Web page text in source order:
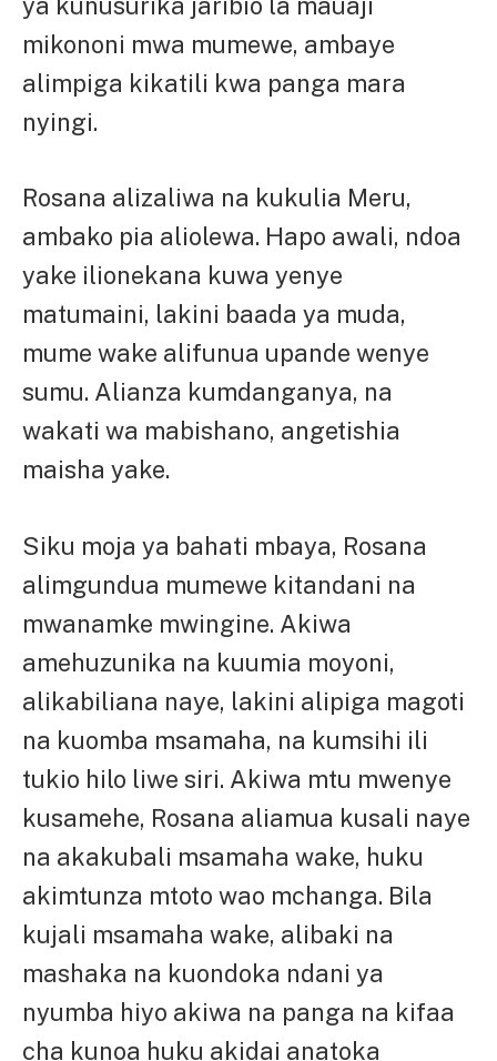
mikononi mwa mumewe, ambaye
alimpiga kikatili kwa panga mara
nyingi.
Rosana alizaliwa na kukulia Meru,
ambako pia aliolewa. Hapo awali, ndoa
yake ilionekana kuwa yenye
matumaini, lakini baada ya muda,
mume wake alifunua upande wenye
sumu. Alianza kumdanganya, na
wakati wa mabishano, angetishia
maisha yake.
Siku moja ya bahati mbaya, Rosana
alimgundua mumewe kitandani na
mwanamke mwingine. Akiwa
amehuzunika na kuumia moyoni,
alikabiliana naye, lakini alipiga magoti
na kuomba msamaha, na kumsihi ili
tukio hilo liwe siri. Akiwa mtu mwenye
kusamehe, Rosana aliamua kusali naye
na akakubali msamaha wake, huku
akimtunza mtoto wao mchanga. Bila
kujali msamaha wake, alibaki na
mashaka na kuondoka ndani ya
nyumba hiyo akiwa na panga na kifaa
cha kunoa huku akidai anatoka